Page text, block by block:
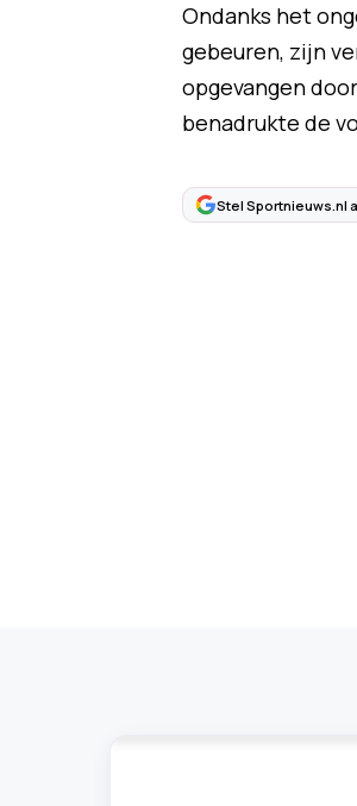
Ondanks het
gebeuren, zijn
opgevangen
benadrukte de
Stel Sportnieuws.nl